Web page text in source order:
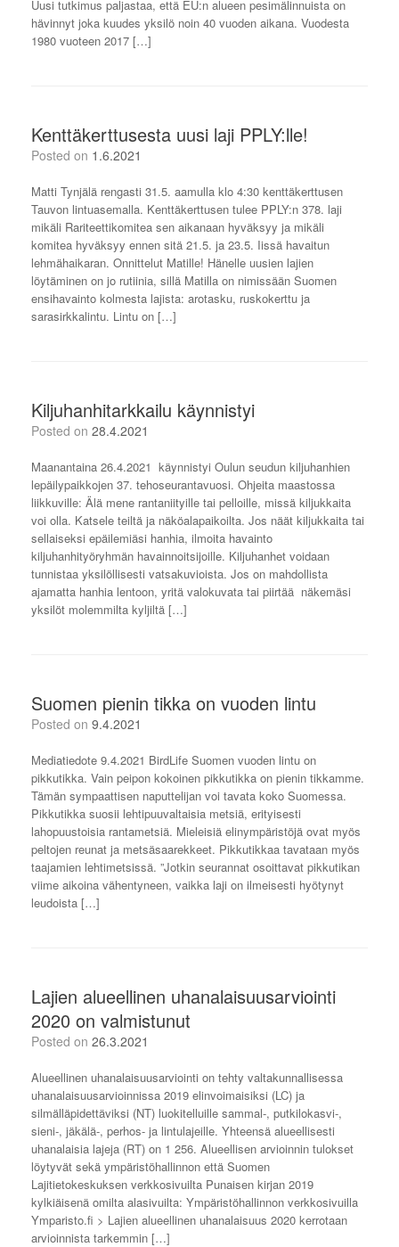
Uusi tutkimus paljastaa, että EU:n alueen pesimälinnuista on
hävinnyt joka kuudes yksilö noin 40 vuoden aikana. Vuodesta
1980 vuoteen 2017 […]
Kenttäkerttusesta uusi laji PPLY:lle!
Posted on 1.6.2021
Matti Tynjälä rengasti 31.5. aamulla klo 4:30 kenttäkerttusen
Tauvon lintuasemalla. Kenttäkerttusen tulee PPLY:n 378. laji
mikäli Rariteettikomitea sen aikanaan hyväksyy ja mikäli
komitea hyväksyy ennen sitä 21.5. ja 23.5. Iissä havaitun
lehmähaikaran. Onnittelut Matille! Hänelle uusien lajien
löytäminen on jo rutiinia, sillä Matilla on nimissään Suomen
ensihavainto kolmesta lajista: arotasku, ruskokerttu ja
sarasirkkalintu. Lintu on […]
Kiljuhanhitarkkailu käynnistyi
Posted on 28.4.2021
Maanantaina 26.4.2021 käynnistyi Oulun seudun kiljuhanhien
lepäilypaikkojen 37. tehoseurantavuosi. Ohjeita maastossa
liikkuville: Älä mene rantaniityille tai pelloille, missä kiljukkaita
voi olla. Katsele teiltä ja näköalapaikoilta. Jos näät kiljukkaita tai
sellaiseksi epäilemiäsi hanhia, ilmoita havainto
kiljuhanhityöryhmän havainnoitsijoille. Kiljuhanhet voidaan
tunnistaa yksilöllisesti vatsakuvioista. Jos on mahdollista
ajamatta hanhia lentoon, yritä valokuvata tai piirtää näkemäsi
yksilöt molemmilta kyljiltä […]
Suomen pienin tikka on vuoden lintu
Posted on 9.4.2021
Mediatiedote 9.4.2021 BirdLife Suomen vuoden lintu on
pikkutikka. Vain peipon kokoinen pikkutikka on pienin tikkamme.
Tämän sympaattisen naputtelijan voi tavata koko Suomessa.
Pikkutikka suosii lehtipuuvaltaisia metsiä, erityisesti
lahopuustoisia rantametsiä. Mieleisiä elinympäristöjä ovat myös
peltojen reunat ja metsäsaarekkeet. Pikkutikkaa tavataan myös
taajamien lehtimetsissä. ”Jotkin seurannat osoittavat pikkutikan
viime aikoina vähentyneen, vaikka laji on ilmeisesti hyötynyt
leudoista […]
Lajien alueellinen uhanalaisuusarviointi
2020 on valmistunut
Posted on 26.3.2021
Alueellinen uhanalaisuusarviointi on tehty valtakunnallisessa
uhanalaisuusarvioinnissa 2019 elinvoimaisiksi (LC) ja
silmälläpidettäviksi (NT) luokitelluille sammal-, putkilokasvi-,
sieni-, jäkälä-, perhos- ja lintulajeille. Yhteensä alueellisesti
uhanalaisia lajeja (RT) on 1 256. Alueellisen arvioinnin tulokset
löytyvät sekä ympäristöhallinnon että Suomen
Lajitietokeskuksen verkkosivuilta Punaisen kirjan 2019
kylkiäisenä omilta alasivuilta: Ympäristöhallinnon verkkosivuilla
Ymparisto.fi > Lajien alueellinen uhanalaisuus 2020 kerrotaan
arvioinnista tarkemmin […]